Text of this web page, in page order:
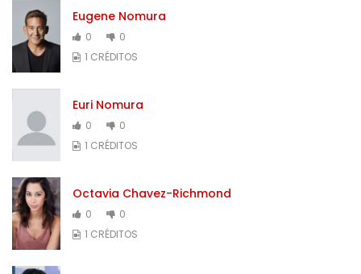
Eugene Nomura
0
0
1 CRÉDITOS
Euri Nomura
0
0
1 CRÉDITOS
Octavia Chavez-Richmond
0
0
1 CRÉDITOS